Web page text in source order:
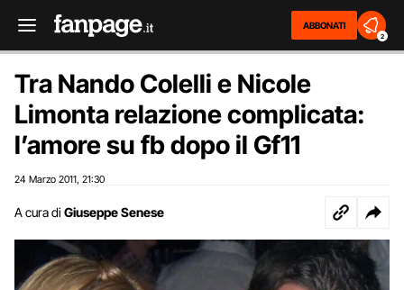
ABBONATI
2
Tra Nando Colelli e Nicole
Limonta relazione complicata:
l’amore su fb dopo il Gf11
24 Marzo 2011 21:30
A cura di Giuseppe Senese